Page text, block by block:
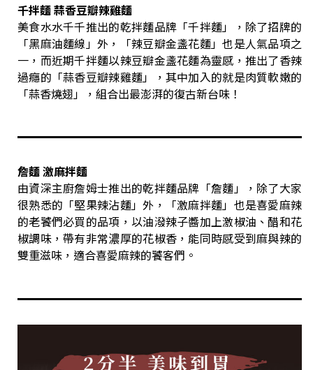
千拌麵 蒜香豆瓣辣雞麵
美食水水千千推出的乾拌麵品牌「千拌麵」，除了招牌的
「黑麻油麵線」外，「辣豆瓣金盞花麵」也是人氣品項之
一，而近期千拌麵以辣豆瓣金盞花麵為靈感，推出了香辣
過癮的「蒜香豆瓣辣雞麵」，其中加入的就是肉質軟嫩的
「蒜香燒翅」，組合出最澎湃的復古新台味！
詹麵 激麻拌麵
由資深主廚詹姆士推出的乾拌麵品牌「詹麵」，除了大家
很熟悉的「堅果辣沾麵」外，「激麻拌麵」也是喜愛麻辣
的老饕們必買的品項，以油潑辣子醬加上激椒油、醋和花
椒調味，帶有非常濃厚的花椒香，能同時感受到麻與辣的
雙重滋味，適合喜愛麻辣的饕客們。